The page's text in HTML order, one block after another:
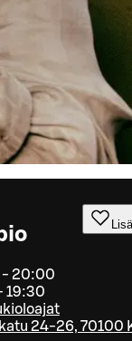
- 20:00
19:30
24-26, 70100